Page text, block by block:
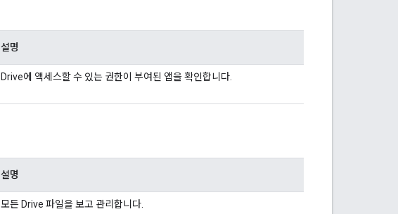
설명
Drive에 액세스할 수 있는 권한이 부여된 앱을 확인합니다.
설명
모든 Drive 파일을 보고 관리합니다.